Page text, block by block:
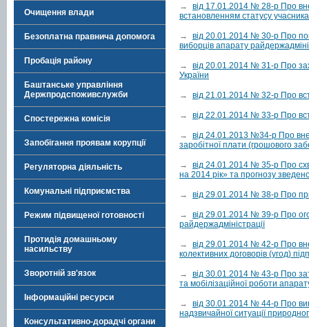
Очищення влади
Безоплатна правнича допомога
Пробація району
Баштанське управління
Держпродспоживслужби
Спостережна комісія
Запобігання проявам корупції
Регуляторна діяльність
Комунальні підприємства
Режим підвищеної готовності
Протидія домашньому
насильству
Зворотній зв'язок
Інформаційні ресурси
Консультативно-дорадчі органи
→
від 17.01.2014 № 28-р Про
встановленням статусу
→
від 20.01.2014 № 30-р Про
виборців апарату
→
від 20.01.2014 № 31-р Про
України
→ від 21.01.2014 № 32-р Про
→ від 22.01.2014 № 33-р Про
→
від 24.01.2013 №34-р Про
заробітної плати (грошового
→
від 24.01.2014 № 35-р Про
на 2014 рік» та прогнозу
→ від 29.01.2014 № 38-р Про
→
від 29.01.2014 № 39-р Про
райдержадміністрації
→
від 29.01.2014 № 42-р Про
колективних договорів (угод)
→
від 30.01.2014 № 43-р Про
та мобілізаційної роботи
→
від 30.01.2014 № 44-р Про
надзвичайної ситуації